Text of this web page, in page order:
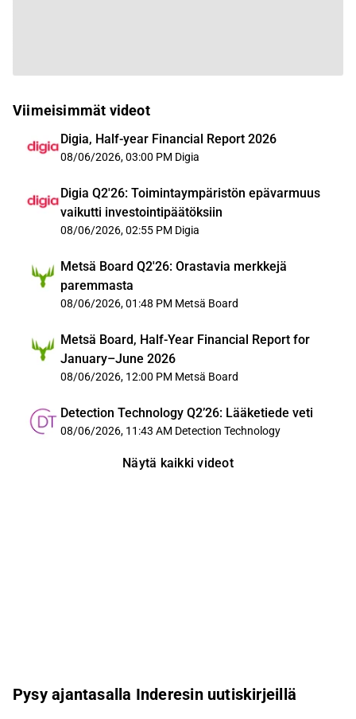
Viimeisimmät videot
Digia, Half-year Financial Report 2026
08/06/2026, 03:00 PM Digia
Digia Q2'26: Toimintaympäristön epävarmuus
vaikutti investointipäätöksiin
08/06/2026, 02:55 PM Digia
Metsä Board Q2'26: Orastavia merkkejä
paremmasta
08/06/2026, 01:48 PM Metsä Board
Metsä Board, Half-Year Financial Report for
January–June 2026
08/06/2026, 12:00 PM Metsä Board
Detection Technology Q2’26: Lääketiede veti
08/06/2026, 11:43 AM Detection Technology
Näytä kaikki videot
Pysy ajantasalla Inderesin uutiskirjeillä